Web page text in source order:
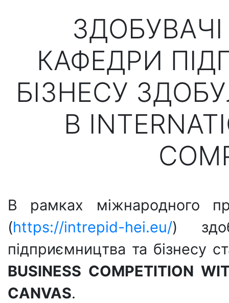
КАФЕДРИ
БІЗНЕСУ
В
В рамках міжнародного
(https://intrepid-hei.eu/)
підприємництва та бізнесу
BUSINESS COMPETITION
CANVAS.